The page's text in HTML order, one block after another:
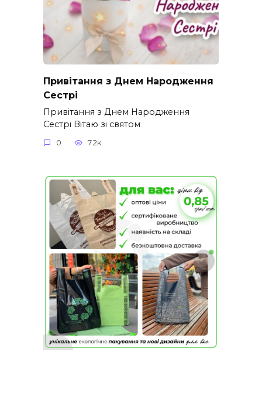
Привітання з Днем Народження
Сестрі
Привітання з Днем Народження
Сестрі Вітаю зі святом
0 7.2к.